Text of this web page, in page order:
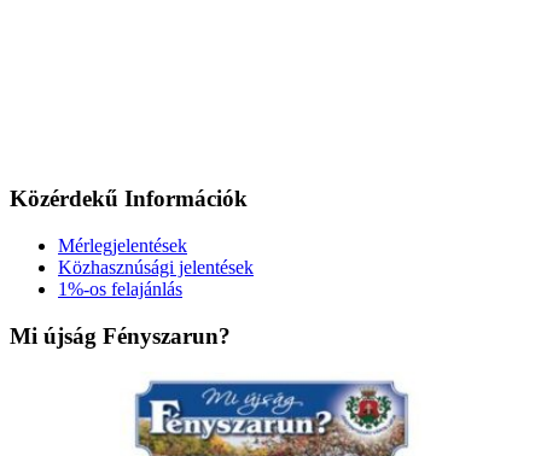
Közérdekű Információk
Mérlegjelentések
Közhasznúsági jelentések
1%-os felajánlás
Mi újság Fényszarun?